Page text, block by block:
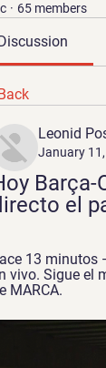
· 65 members
Leonid
January
Barça-
el
13 minutos
vivo. Sigue el
MARCA.